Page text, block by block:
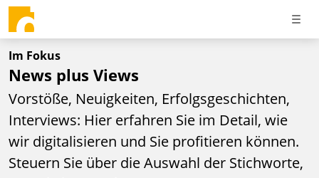
Im Fokus
News plus Views
Vorstöße, Neuigkeiten, Erfolgsgeschichten,
Interviews: Hier erfahren Sie im Detail, wie
wir digitalisieren und Sie profitieren können.
Steuern Sie über die Auswahl der Stichworte,